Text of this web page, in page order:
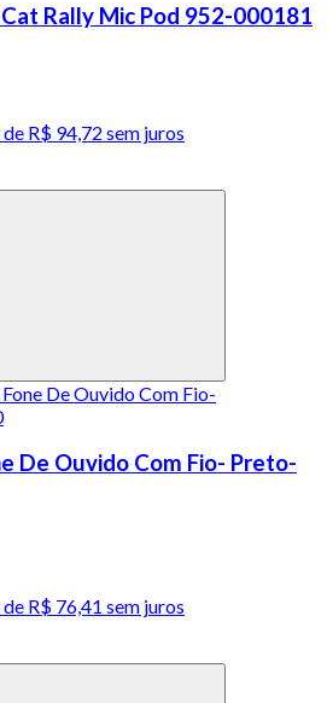
Rally Mic Pod 952-000181
R$ 94,72 sem juros
De Ouvido Com Fio- Preto-
R$ 76,41 sem juros